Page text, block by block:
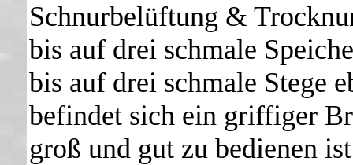
Schnurbelüftung &
bis auf drei schmale
bis auf drei schmale Stege
befindet sich ein griffiger
groß und gut zu bedienen